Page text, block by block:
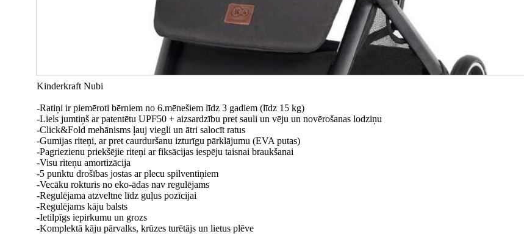
Kinderkraft Nubi
-Ratiņi ir piemēroti bērniem no 6.mēnešiem līdz 3 gadiem (līdz 15 kg)
-Liels jumtiņš ar patentētu UPF50 + aizsardzību pret sauli un vēju un novērošanas lodziņu
-Click&Fold mehānisms ļauj viegli un ātri salocīt ratus
-Gumijas riteņi, ar pret caurduršanu izturīgu pārklājumu (EVA putas)
-Pagriezienu priekšējie riteņi ar fiksācijas iespēju taisnai braukšanai
-Visu riteņu amortizācija
-5 punktu drošības jostas ar plecu spilventiņiem
-Vecāku rokturis no eko-ādas nav regulējams
-Regulējama atzveltne līdz guļus pozīcijai
-Regulējams kāju balsts
-Ietilpīgs iepirkumu un grozs
-Komplektā kāju pārvalks, krūzes turētājs un lietus plēve